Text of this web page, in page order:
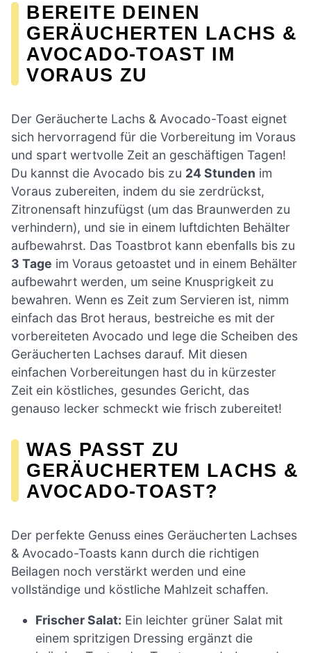
BEREITE DEINEN
GERÄUCHERTEN LACHS &
AVOCADO-TOAST IM
VORAUS ZU
Der Geräucherte Lachs & Avocado-Toast eignet
sich hervorragend für die Vorbereitung im Voraus
und spart wertvolle Zeit an geschäftigen Tagen!
Du kannst die Avocado bis zu 24 Stunden im
Voraus zubereiten, indem du sie zerdrückst,
Zitronensaft hinzufügst (um das Braunwerden zu
verhindern), und sie in einem luftdichten Behälter
aufbewahrst. Das Toastbrot kann ebenfalls bis zu
3 Tage im Voraus getoastet und in einem Behälter
aufbewahrt werden, um seine Knusprigkeit zu
bewahren. Wenn es Zeit zum Servieren ist, nimm
einfach das Brot heraus, bestreiche es mit der
vorbereiteten Avocado und lege die Scheiben des
Geräucherten Lachses darauf. Mit diesen
einfachen Vorbereitungen hast du in kürzester
Zeit ein köstliches, gesundes Gericht, das
genauso lecker schmeckt wie frisch zubereitet!
WAS PASST ZU
GERÄUCHERTEM LACHS &
AVOCADO-TOAST?
Der perfekte Genuss eines Geräucherten Lachses
& Avocado-Toasts kann durch die richtigen
Beilagen noch verstärkt werden und eine
vollständige und köstliche Mahlzeit schaffen.
Frischer Salat: Ein leichter grüner Salat mit
einem spritzigen Dressing ergänzt die